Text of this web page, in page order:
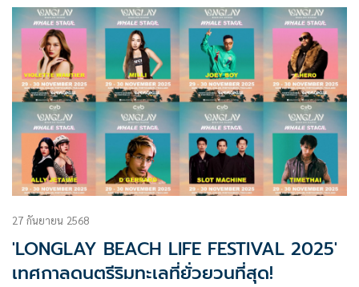
27 กันยายน 2568
'LONGLAY BEACH LIFE FESTIVAL 2025'
เทศกาลดนตรีริมทะเลที่ยั่วยวนที่สุด!